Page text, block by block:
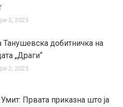
3, 2025
Танушевска добитничка на
„Драги“
2, 2025
Првата приказна што ја